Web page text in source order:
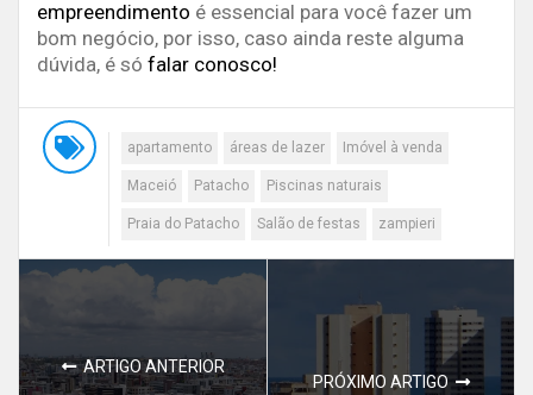
empreendimento é essencial para você fazer um
bom negócio, por isso, caso ainda reste alguma
dúvida, é só falar conosco!
apartamento áreas de lazer Imóvel à venda
Maceió Patacho Piscinas naturais
Praia do Patacho Salão de festas zampieri
ARTIGO ANTERIOR
PRÓXIMO ARTIGO